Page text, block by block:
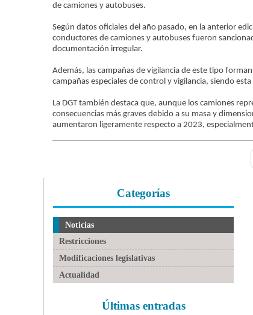
de camiones y autobuses.
Según datos oficiales del año pasado, en la anterior
conductores de camiones y autobuses fueron
documentación irregular.
Además, las campañas de vigilancia de este tipo
campañas especiales de control y vigilancia, siendo
La DGT también destaca que, aunque los camiones
consecuencias más graves debido a su masa y
aumentaron ligeramente respecto a 2023,
Categorías
Noticias
Restricciones
Modificaciones legislativas
Actualidad
Últimas entradas